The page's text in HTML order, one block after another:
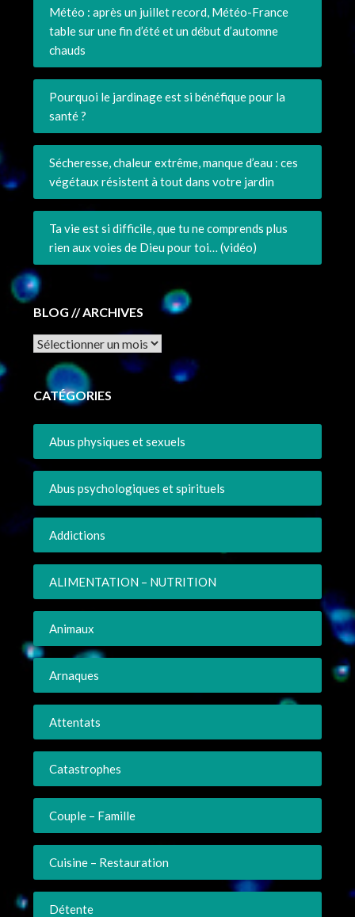
Météo : après un juillet record, Météo-France
table sur une fin d’été et un début d’automne
chauds
Pourquoi le jardinage est si bénéfique pour la
santé ?
Sécheresse, chaleur extrême, manque d’eau : ces
végétaux résistent à tout dans votre jardin
Ta vie est si difficile, que tu ne comprends plus
rien aux voies de Dieu pour toi… (vidéo)
BLOG // ARCHIVES
Archives
CATÉGORIES
Abus physiques et sexuels
Abus psychologiques et spirituels
Addictions
ALIMENTATION – NUTRITION
Animaux
Arnaques
Attentats
Catastrophes
Couple – Famille
Cuisine – Restauration
Détente